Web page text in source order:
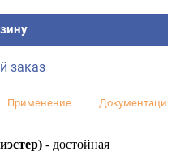
заказ
Применение Документация
- достойная